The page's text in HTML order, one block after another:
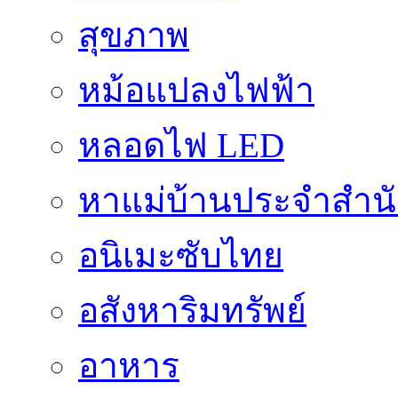
สุขภาพ
หม้อแปลงไฟฟ้า
หลอดไฟ LED
หาแม่บ้านประจำสำ
อนิเมะซับไทย
อสังหาริมทรัพย์
อาหาร